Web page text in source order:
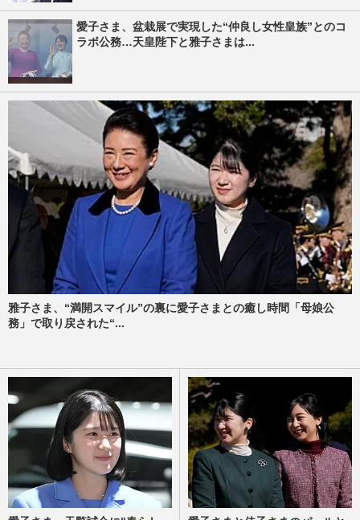
愛子さま、盆栽展で実現した“仲良し女性皇族”とのコ
ラボ公務…天皇陛下と雅子さまは...
雅子さま、“満開スマイル”の裏に愛子さまとの癒し時間「母娘公
務」で取り戻された“...